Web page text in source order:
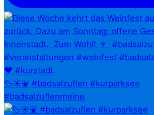
🦆☀️⛲ #badsalzuflen #kurparksee
#badsalzuflenmeine